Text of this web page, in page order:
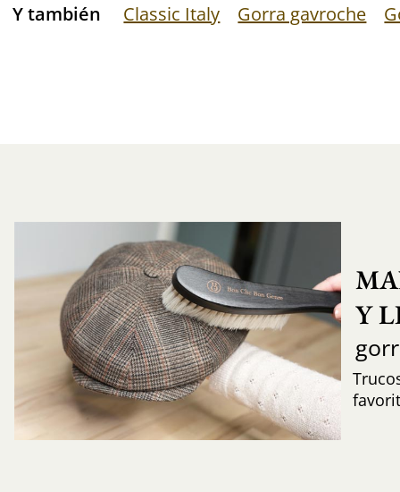
Y también Classic Italy Gorra gavroche
Y